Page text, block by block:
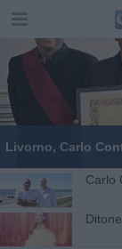
Livorno, Carlo
Carlo